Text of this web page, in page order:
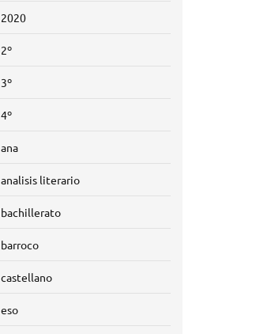
2020
2º
3º
4º
ana
analisis literario
bachillerato
barroco
castellano
eso